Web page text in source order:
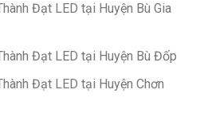
Đạt LED tại Huyện Bù Gia
Đạt LED tại Huyện Bù Đốp
Đạt LED tại Huyện Chơn